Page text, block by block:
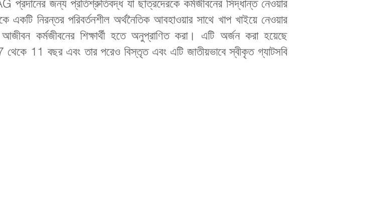
প্রদানের জন্য প্রতিশ্রুতিবদ্ধ যা ছাত্রদেরকে কর্মজীবনের সিদ্ধান্ত নেওয়ার
নিরন্তর পরিবর্তনশীল অর্থনৈতিক আবহাওয়ার সাথে খাপ খাইয়ে নেওয়ার
কর্মজীবনের শিক্ষার্থী হতে অনুপ্রাণিত করা। এটি অর্জন করা হয়েছে
থেকে 11 বছর এবং তার পরেও বিস্তৃত এবং এটি জাতীয়ভাবে স্বীকৃত গ্যাটসবি